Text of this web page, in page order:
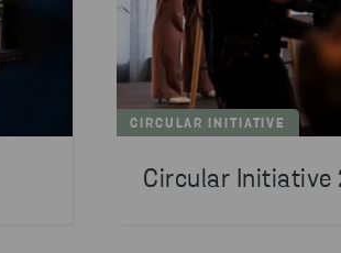
CIRCULAR INITIATIVE
Circular Initiative